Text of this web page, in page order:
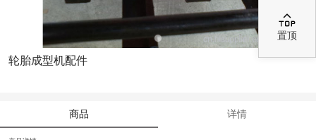

置顶
轮胎成型机配件
商品 详情